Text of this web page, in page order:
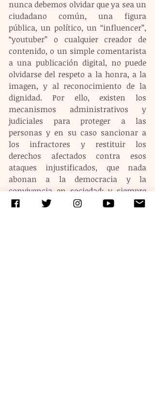
nunca debemos olvidar que ya sea un
ciudadano común, una figura
pública, un político, un “influencer”,
“youtuber” o cualquier creador de
contenido, o un simple comentarista
a una publicación digital, no puede
olvidarse del respeto a la honra, a la
imagen, y al reconocimiento de la
dignidad. Por ello, existen los
mecanismos administrativos y
judiciales para proteger a las
personas y en su caso sancionar a
los infractores y restituir los
derechos afectados contra esos
ataques injustificados, que nada
abonan a la democracia y la
convivencia en sociedad; y siempre
hay que recordar que los derechos de